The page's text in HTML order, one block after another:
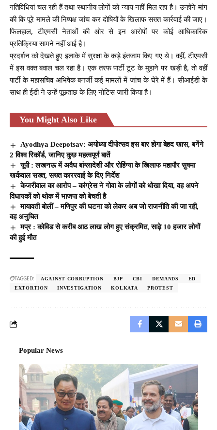
गतिविधियां चल रही हैं तथा स्थानीय लोगों को न्याय नहीं मिल रहा है। उन्होंने मांग
की कि पूरे मामले की निष्पक्ष जांच कर दोषियों के खिलाफ सख्त कार्रवाई की जाए।
फिलहाल, टीएमसी नेताओं की ओर से इन आरोपों पर कोई आधिकारिक
प्रतिक्रिया सामने नहीं आई है।
प्रदर्शन को देखते हुए इलाके में सुरक्षा के कड़े इंतजाम किए गए थे। वहीं, टीएमसी
में इस वक्त बवाल चल रहा है। एक तरफ पार्टी टूट के मुहाने पर खड़ी है, तो वहीं
पार्टी के महासचिव अभिषेक बनर्जी कई मामलों में जांच के घेरे में हैं। सीआईडी के
साथ ही ईडी ने उन्हें पूछताछ के लिए नोटिस जारी किया है।
You Might Also Like
Ayodhya Deepotsav: अयोध्या दीपोत्सव इस बार होगा बेहद खास, बनेंगे
2 विश्व रिकॉर्ड, जानिए कुछ महत्वपूर्ण बातें
यूपी : लखनऊ में अवैध बांग्लादेशी और रोहिंग्या के खिलाफ महापौर सुषमा
खर्कवाल सख्त, सख्त काररवाई के दिए निर्देश
केजरीवाल का आरोप – कांग्रेस ने गोवा के लोगों को धोखा दिया, वह अपने
विधायकों को थोक में भाजपा को बेचती है
मायावती बोलीं – मणिपुर की घटना को लेकर अब जो राजनीति की जा रही,
वह अनुचित
मप्र : कोविड से करीब आठ लाख लोग हुए संक्रमित, साढ़े 10 हजार लोगों
की हुई मौत
TAGGED: AGAINST CORRUPTION BJP CBI DEMANDS
ED
EXTORTION
INVESTIGATION KOLKATA PROTEST
Popular News